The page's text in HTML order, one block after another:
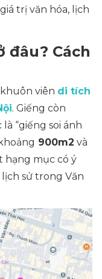
trị văn hóa, lịch
đâu? Cách
viên di tích
. Giếng còn
“giếng soi ánh
900m2 và
hạng mục có ý
sử trong Văn